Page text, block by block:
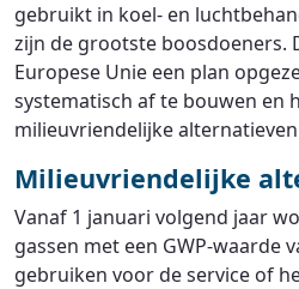
gebruikt in koel- en
zijn de grootste boosdoeners.
Europese Unie een plan
systematisch af te bouwen en
milieuvriendelijke
Milieuvriendelijke
Vanaf 1 januari volgend jaar
gassen met een GWP-waarde
gebruiken voor de service of